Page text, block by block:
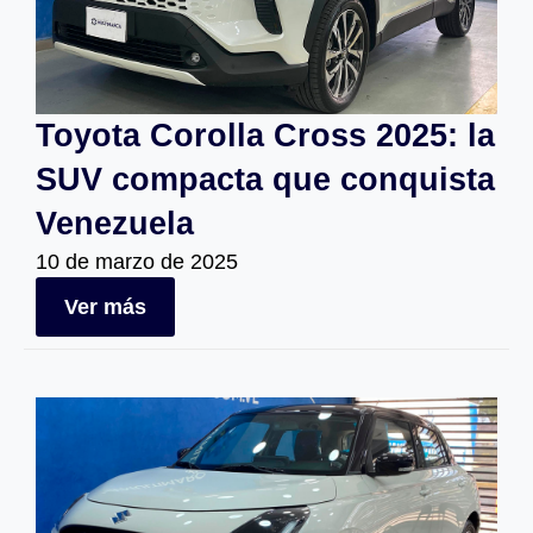
Toyota Corolla Cross 2025: la
SUV compacta que conquista
Venezuela
10 de marzo de 2025
Ver más